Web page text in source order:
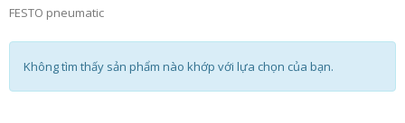
FESTO pneumatic
Không tìm thấy sản phẩm nào khớp với lựa chọn của bạn.